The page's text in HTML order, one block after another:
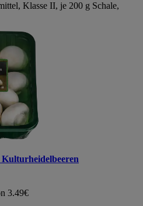
Klasse II, je 200 g Schale,
Kulturheidelbeeren
3.49€